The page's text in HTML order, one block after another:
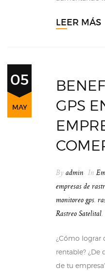
LEER MÁS
05
MAY
GPS
By admin In
empresas de
monitoreo gps,
Rastreo Satelital,
¿Cómo lograr
rentable?
de tu